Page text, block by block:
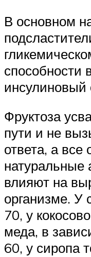
В основном
способности
инсулиновый
Фруктоза
пути и не
ответа, а все
натуральные
влияют на
организме. У
70, у
меда, в
60, у сиропа